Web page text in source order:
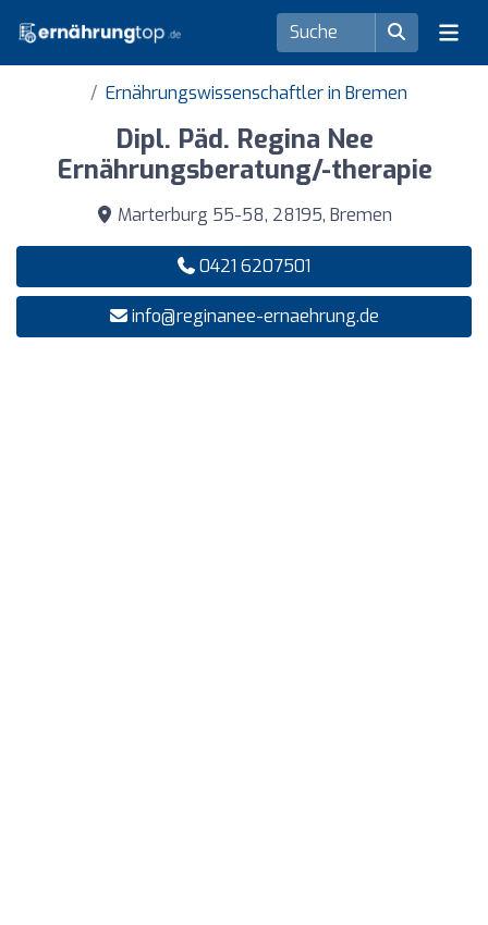
Ernährungswissenschaftler in Bremen
Dipl. Päd. Regina Nee
Ernährungsberatung/-therapie
Marterburg 55-58, 28195, Bremen
0421 6207501
info@reginanee-ernaehrung.de